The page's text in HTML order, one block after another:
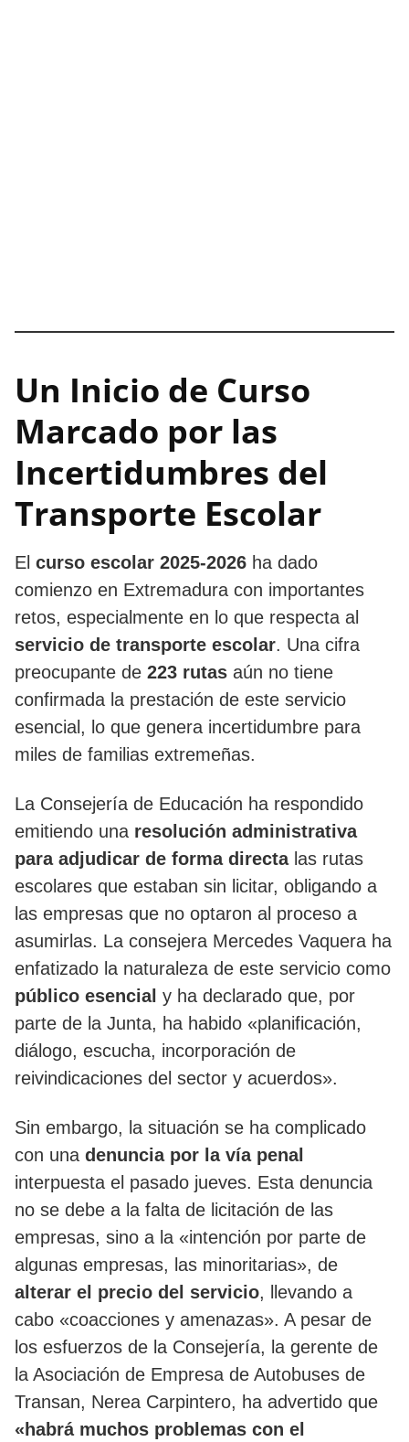
Un Inicio de Curso
Marcado por las
Incertidumbres del
Transporte Escolar
El curso escolar 2025-2026 ha dado
comienzo en Extremadura con importantes
retos, especialmente en lo que respecta al
servicio de transporte escolar. Una cifra
preocupante de 223 rutas aún no tiene
confirmada la prestación de este servicio
esencial, lo que genera incertidumbre para
miles de familias extremeñas.
La Consejería de Educación ha respondido
emitiendo una resolución administrativa
para adjudicar de forma directalas rutas
escolares que estaban sin licitar, obligando a
las empresas que no optaron al proceso a
asumirlas. La consejera Mercedes Vaquera ha
enfatizado la naturaleza de este servicio como
público esencial y ha declarado que, por
parte de la Junta, ha habido «planificación,
diálogo, escucha, incorporación de
reivindicaciones del sector y acuerdos».
Sin embargo, la situación se ha complicado
con una denuncia por la vía penal
interpuesta el pasado jueves. Esta denuncia
no se debe a la falta de licitación de las
empresas, sino a la «intención por parte de
algunas empresas, las minoritarias», de
alterar el precio del servicio, llevando a
cabo «coacciones y amenazas». A pesar de
los esfuerzos de la Consejería, la gerente de
la Asociación de Empresa de Autobuses de
Transan, Nerea Carpintero, ha advertido que
«habrá muchos problemas con el